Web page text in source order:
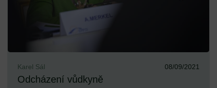
Karel Sál 08/09/2021
Odcházení vůdkyně